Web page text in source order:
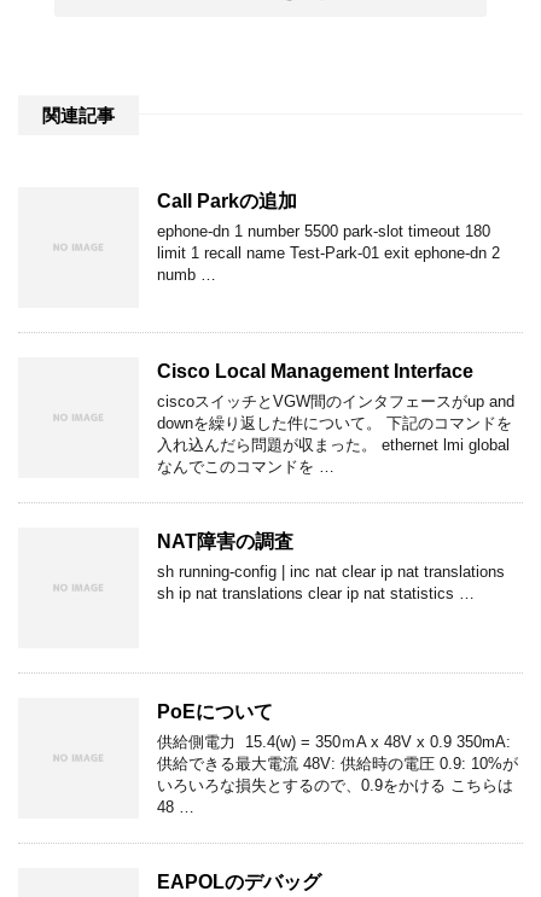
関連記事
Call Parkの追加
ephone-dn 1 number 5500 park-slot timeout 180
limit 1 recall name Test-Park-01 exit ephone-dn 2
numb …
Cisco Local Management Interface
ciscoスイッチとVGW間のインタフェースがup and
downを繰り返した件について。 下記のコマンドを
入れ込んだら問題が収まった。 ethernet lmi global
なんでこのコマンドを …
NAT障害の調査
sh running-config | inc nat clear ip nat translations
sh ip nat translations clear ip nat statistics …
PoEについて
供給側電力 15.4(w) = 350ｍA x 48V x 0.9 350mA:
供給できる最大電流 48V: 供給時の電圧 0.9: 10%が
いろいろな損失とするので、0.9をかける こちらは
48 …
EAPOLのデバッグ